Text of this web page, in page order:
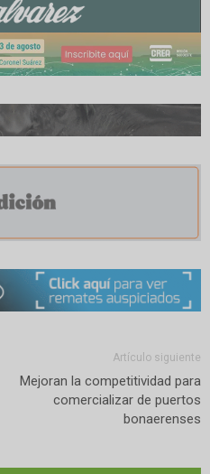
Artículo siguiente
Mejoran la competitividad para
comercializar de puertos
bonaerenses